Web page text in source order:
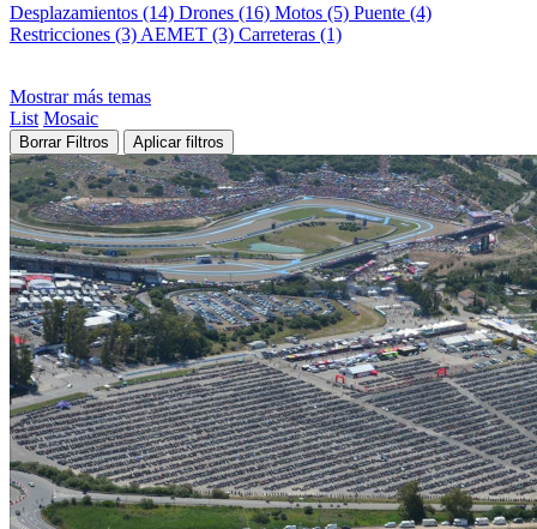
Desplazamientos (14) Drones (16) Motos (5) Puente (4)
Restricciones (3) AEMET (3) Carreteras (1)
Mostrar más temas
List Mosaic
Borrar Filtros Aplicar filtros